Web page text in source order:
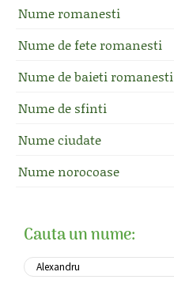
Nume romanesti
Nume de fete romanesti
Nume de baieti romanesti
Nume de sfinti
Nume ciudate
Nume norocoase
Cauta un nume: